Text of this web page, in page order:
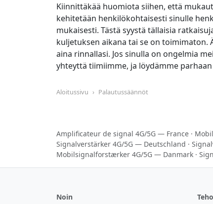
Kiinnittäkää huomiota siihen, että
kehitetään henkilökohtaisesti sinulle
mukaisesti. Tästä syystä tällaisia
kuljetuksen aikana tai se on toimimaton.
aina rinnallasi. Jos sinulla on ongelmia
yhteyttä tiimiimme, ja löydämme
Aloitussivu Palautussäännöt
Amplificateur de signal 4G/5G — France ·
Signalverstärker 4G/5G — Deutschland ·
Mobilsignalforstærker 4G/5G — Danmark ·
Noin